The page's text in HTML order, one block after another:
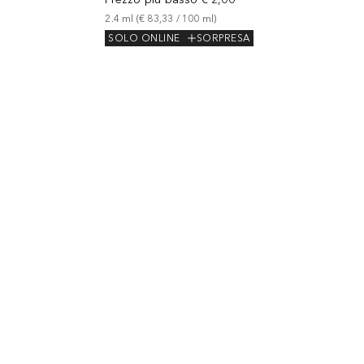
2.4 ml (€ 83,33 / 100 ml)
SOLO ONLINE
SORPRESA